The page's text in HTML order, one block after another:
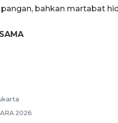
pangan, bahkan martabat
2026